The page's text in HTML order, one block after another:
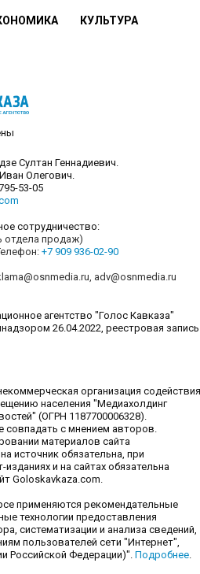
КУЛЬТУРА
Султан Геннадиевич.
Олегович.
53-05
сотрудничество:
отдела продаж)
+7 909 936-02-90
, adv@osnmedia.ru
агентство "Голос Кавказа"
26.04.2022, реестровая запись
организация содействия
населения "Медиахолдинг
(ОГРН 1187700006328).
совпадать с мнением авторов.
материалов сайта
источник обязательна, при
и на сайтах обязательна
Goloskavkaza.com.
применяются рекомендательные
технологии предоставления
систематизации и анализа сведений,
пользователей сети "Интернет",
Российской Федерации)". Подробнее.